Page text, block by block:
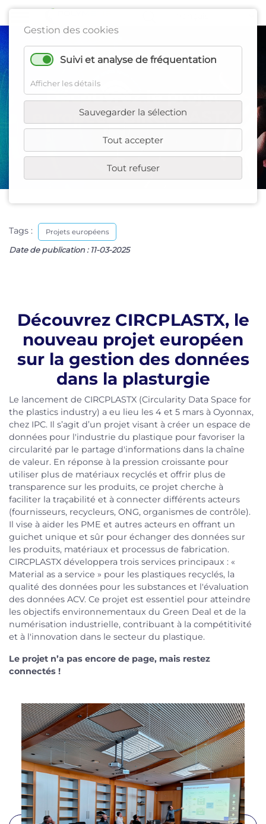
Gestion des cookies
Suivi et analyse de fréquentation
Afficher les détails
Sauvegarder la sélection
Tout accepter
Tout refuser
Découvrez le projet
européen CIRCPLASTX
Tags : Projets européens
Date de publication : 11-03-2025
Découvrez CIRCPLASTX, le
nouveau projet européen
sur la gestion des données
dans la plasturgie
Le lancement de CIRCPLASTX (Circularity Data Space for
the plastics industry) a eu lieu les 4 et 5 mars à Oyonnax,
chez IPC. Il s’agit d’un projet visant à créer un espace de
données pour l'industrie du plastique pour favoriser la
circularité par le partage d'informations dans la chaîne
de valeur. En réponse à la pression croissante pour
utiliser plus de matériaux recyclés et offrir plus de
transparence sur les produits, ce projet cherche à
faciliter la traçabilité et à connecter différents acteurs
(fournisseurs, recycleurs, ONG, organismes de contrôle).
Il vise à aider les PME et autres acteurs en offrant un
guichet unique et sûr pour échanger des données sur
les produits, matériaux et processus de fabrication.
CIRCPLASTX développera trois services principaux : «
Material as a service » pour les plastiques recyclés, la
qualité des données pour les substances et l'évaluation
des données ACV. Ce projet est essentiel pour atteindre
les objectifs environnementaux du Green Deal et de la
numérisation industrielle, contribuant à la compétitivité
et à l'innovation dans le secteur du plastique.
Le projet n’a pas encore de page, mais restez
connectés !